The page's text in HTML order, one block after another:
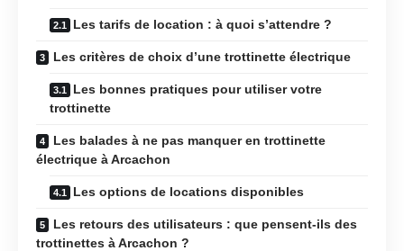
Les tarifs de location : à quoi s’attendre ?
Les critères de choix d’une trottinette électrique
Les bonnes pratiques pour utiliser votre
trottinette
Les balades à ne pas manquer en trottinette
électrique à Arcachon
Les options de locations disponibles
Les retours des utilisateurs : que pensent-ils des
trottinettes à Arcachon ?